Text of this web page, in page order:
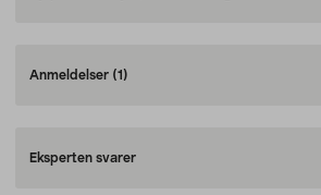
Anmeldelser (1)
Eksperten svarer